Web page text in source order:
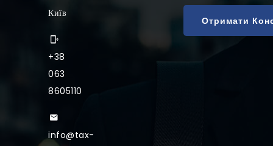
Київ
+38
063
8605110
info@tax-